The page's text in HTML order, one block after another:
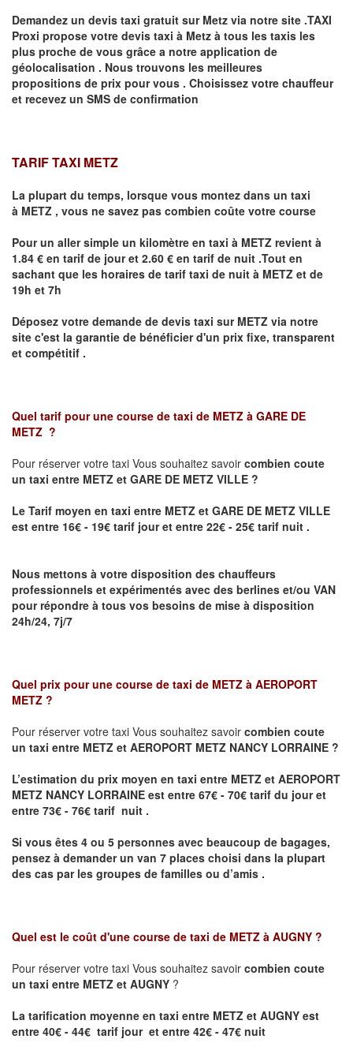
Demandez un devis taxi gratuit sur Metz via notre site .TAXI
Proxi propose votre devis taxi à Metz à tous les taxis les
plus proche de vous grâce a notre application de
géolocalisation . Nous trouvons les meilleures
propositions de prix pour vous . Choisissez votre chauffeur
et recevez un SMS de confirmation
TARIF TAXI METZ
La plupart du temps, lorsque vous montez dans un taxi
à METZ , vous ne savez pas combien coûte votre course
Pour un aller simple un kilomètre en taxi à METZ revient à
1.84 € en tarif de jour et 2.60 € en tarif de nuit .Tout en
sachant que les horaires de tarif taxi de nuit à METZ et de
19h et 7h
Déposez votre demande de devis taxi sur METZ via notre
site c'est la garantie de bénéficier d'un prix fixe, transparent
et compétitif .
Quel tarif pour une course de taxi de METZ à GARE DE
METZ ?
Pour réserver votre taxi Vous souhaitez savoir combien coute
un taxi entre METZ et GARE DE METZ VILLE ?
Le Tarif moyen en taxi entre METZ et GARE DE METZ VILLE
est entre 16€ - 19€ tarif jour et entre 22€ - 25€ tarif nuit .
Nous mettons à votre disposition des chauffeurs
professionnels et expérimentés avec des berlines et/ou VAN
pour répondre à tous vos besoins de mise à disposition
24h/24, 7j/7
Quel prix pour une course de taxi de METZ à AEROPORT
METZ ?
Pour réserver votre taxi Vous souhaitez savoir combien coute
un taxi entre METZ et AEROPORT METZ NANCY LORRAINE ?
L’estimation du prix moyen en taxi entre METZ et AEROPORT
METZ NANCY LORRAINE est entre 67€ - 70€ tarif du jour et
entre 73€ - 76€ tarif nuit .
Si vous êtes 4 ou 5 personnes avec beaucoup de bagages,
pensez à demander un van 7 places choisi dans la plupart
des cas par les groupes de familles ou d’amis .
Quel est le coût d'une course de taxi de METZ à AUGNY ?
Pour réserver votre taxi Vous souhaitez savoir combien coute
un taxi entre METZ et AUGNY ?
La tarification moyenne en taxi entre METZ et AUGNY est
entre 40€ - 44€ tarif jour et entre 42€ - 47€ nuit